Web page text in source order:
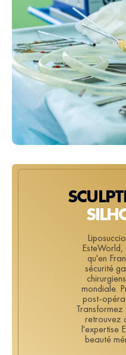
EsteWorld,
qu'en
sécurité
mondiale.
post-
retrouvez
l'expertise
beauté